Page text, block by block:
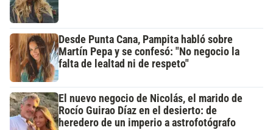
Desde Punta Cana, Pampita habló sobre
Martín Pepa y se confesó: "No negocio la
falta de lealtad ni de respeto"
El nuevo negocio de Nicolás, el marido de
Rocío Guirao Díaz en el desierto: de
heredero de un imperio a astrofotógrafo